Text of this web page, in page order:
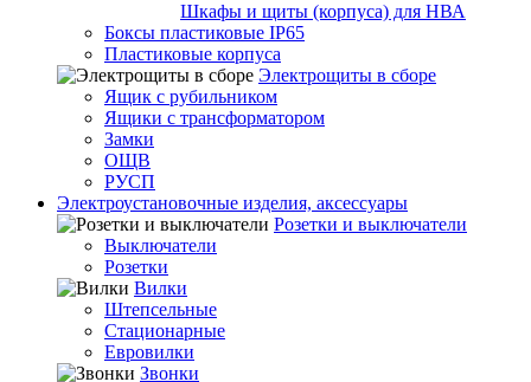
Шкафы и щиты (корпуса) для НВА
Боксы пластиковые IP65
Пластиковые корпуса
Электрощиты в сборе
Ящик с рубильником
Ящики с трансформатором
Замки
ОЩВ
РУСП
Электроустановочные изделия, аксессуары
Розетки и выключатели
Выключатели
Розетки
Вилки
Штепсельные
Стационарные
Евровилки
Звонки